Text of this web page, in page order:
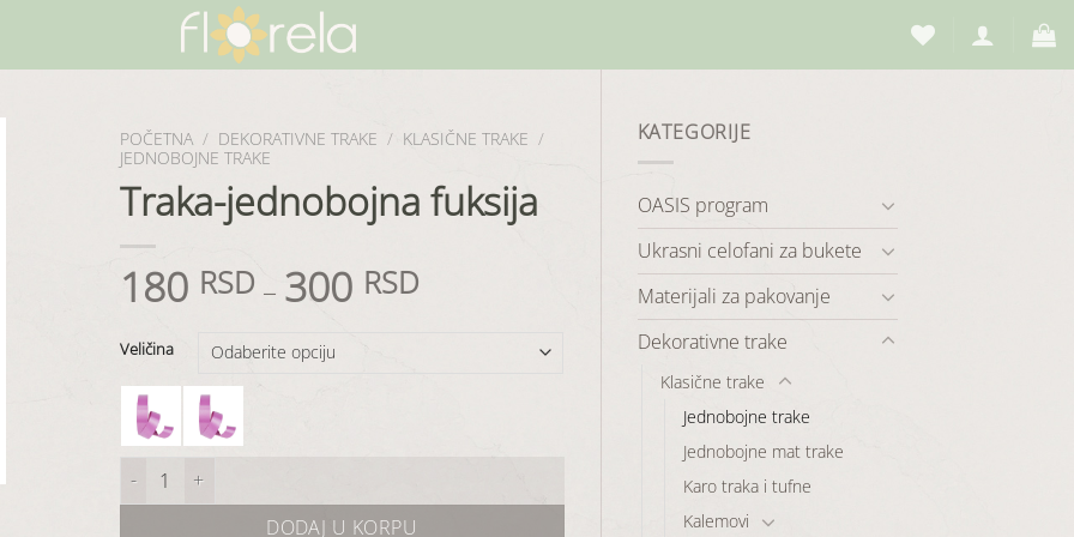
KATEGORIJE
OASIS program
Ukrasni celofani za bukete
Materijali za pakovanje
Dekorativne trake
Klasične trake
Jednobojne trake
Jednobojne mat trake
Karo traka i tufne
Kalemovi
POČETNA / DEKORATIVNE TRAKE / KLASIČNE TRAKE /
JEDNOBOJNE TRAKE
Traka-jednobojna fuksija
180 RSD – 300 RSD
Veličina
Traka-jednobojna fuksija količina
DODAJ U KORPU